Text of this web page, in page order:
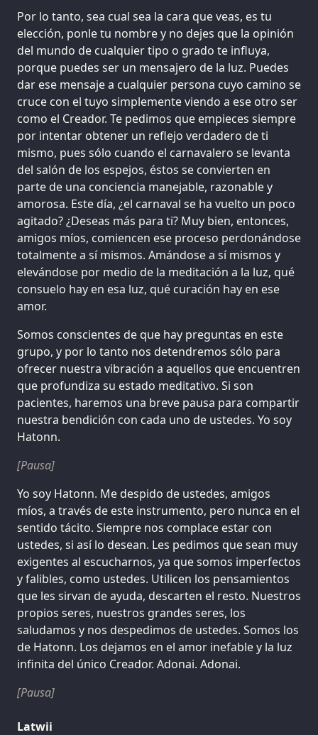
Por lo tanto, sea cual sea la cara que veas, es tu
elección, ponle tu nombre y no dejes que la opinión
del mundo de cualquier tipo o grado te influya,
porque puedes ser un mensajero de la luz. Puedes
dar ese mensaje a cualquier persona cuyo camino se
cruce con el tuyo simplemente viendo a ese otro ser
como el Creador. Te pedimos que empieces siempre
por intentar obtener un reflejo verdadero de ti
mismo, pues sólo cuando el carnavalero se levanta
del salón de los espejos, éstos se convierten en
parte de una conciencia manejable, razonable y
amorosa. Este día, ¿el carnaval se ha vuelto un poco
agitado? ¿Deseas más para ti? Muy bien, entonces,
amigos míos, comiencen ese proceso perdonándose
totalmente a sí mismos. Amándose a sí mismos y
elevándose por medio de la meditación a la luz, qué
consuelo hay en esa luz, qué curación hay en ese
amor.
Somos conscientes de que hay preguntas en este
grupo, y por lo tanto nos detendremos sólo para
ofrecer nuestra vibración a aquellos que encuentren
que profundiza su estado meditativo. Si son
pacientes, haremos una breve pausa para compartir
nuestra bendición con cada uno de ustedes. Yo soy
Hatonn.
[Pausa]
Yo soy Hatonn. Me despido de ustedes, amigos
míos, a través de este instrumento, pero nunca en el
sentido tácito. Siempre nos complace estar con
ustedes, si así lo desean. Les pedimos que sean muy
exigentes al escucharnos, ya que somos imperfectos
y falibles, como ustedes. Utilicen los pensamientos
que les sirvan de ayuda, descarten el resto. Nuestros
propios seres, nuestros grandes seres, los
saludamos y nos despedimos de ustedes. Somos los
de Hatonn. Los dejamos en el amor inefable y la luz
infinita del único Creador. Adonai. Adonai.
[Pausa]
Latwii